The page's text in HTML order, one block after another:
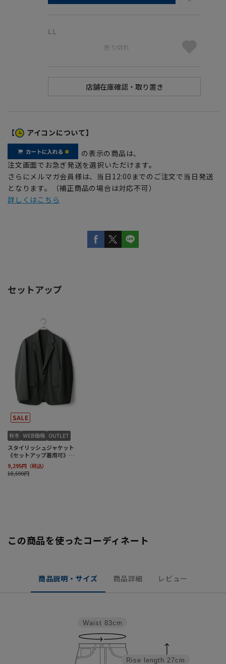
LL
売り切れ
【 アイコンについて】
の表示の商品は、
注文画面でお急ぎ発送を選択いただけます。
さらにメルマガ会員様は、当日12:00までのご注文で当日発送
となります。（補正商品の場合は対応不可）
詳しくはこちら
この商品を使ったコーディネート
商品説明・サイズ 商品詳細 レビュー
Rise length 27cm
Waist 83cm